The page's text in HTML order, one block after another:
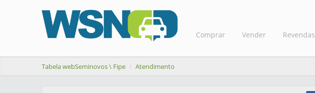
Comprar Vender Revendas
Tabela webSeminovos \ Fipe Atendimento